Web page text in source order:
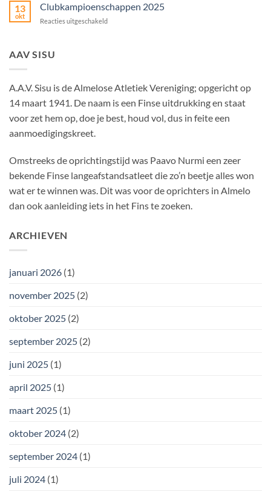
vondelkoeken
actie
2024!
13
okt
Clubkampioenschappen 2025
Reacties uitgeschakeldvoor
AAV SISU
A.A.V. Sisu is de Almelose Atletiek Vereniging; opgericht op
14 maart 1941. De naam is een Finse uitdrukking en staat
voor zet hem op, doe je best, houd vol, dus in feite een
aanmoedigingskreet.
Omstreeks de oprichtingstijd was Paavo Nurmi een zeer
bekende Finse langeafstandsatleet die zo’n beetje alles won
wat er te winnen was. Dit was voor de oprichters in Almelo
dan ook aanleiding iets in het Fins te zoeken.
ARCHIEVEN
januari 2026 (1)
november 2025 (2)
oktober 2025 (2)
september 2025 (2)
juni 2025 (1)
april 2025 (1)
maart 2025 (1)
oktober 2024 (2)
september 2024 (1)
juli 2024 (1)